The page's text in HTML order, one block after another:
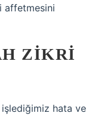
affetmesini
ZIKRI
işlediğimiz hata ve